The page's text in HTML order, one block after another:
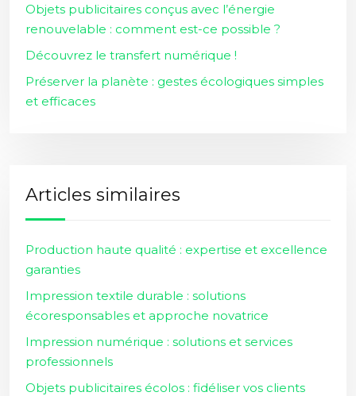
Objets publicitaires conçus avec l’énergie
renouvelable : comment est-ce possible ?
Découvrez le transfert numérique !
Préserver la planète : gestes écologiques simples
et efficaces
Articles similaires
Production haute qualité : expertise et excellence
garanties
Impression textile durable : solutions
écoresponsables et approche novatrice
Impression numérique : solutions et services
professionnels
Objets publicitaires écolos : fidéliser vos clients